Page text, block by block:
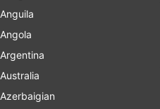
Anguila
Angola
Argentina
Australia
Azerbaigian